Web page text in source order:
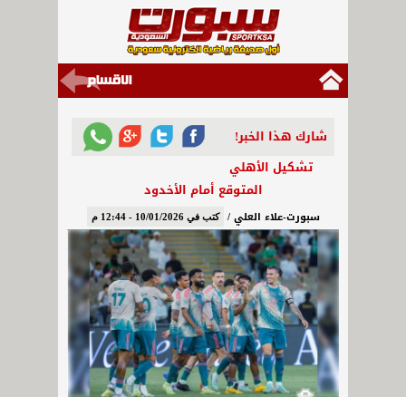
شارك هذا الخبر!
تشكيل الأهلي
المتوقع أمام الأخدود
سبورت-علاء العلي / كتب في 10/01/2026 - 12:44 م